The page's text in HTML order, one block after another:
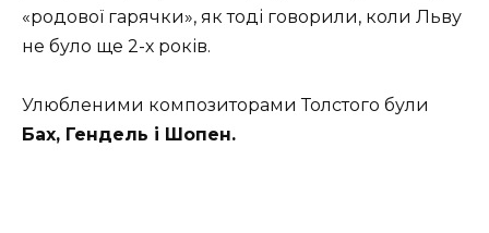
«родової гарячки», як тоді говорили, коли Льву
не було ще 2-х років.
Улюбленими композиторами Толстого були
Бах, Гендель і Шопен.